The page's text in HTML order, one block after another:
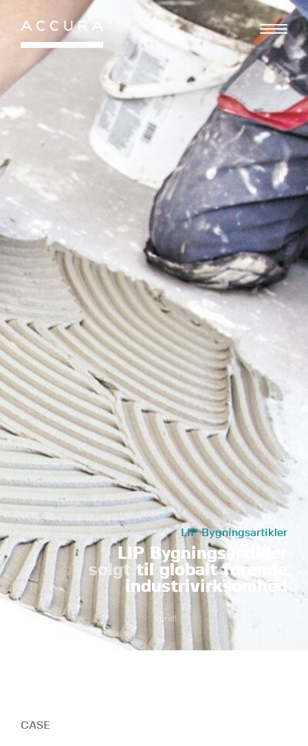
Gå
indhold
LIP Bygningsartikler
LIP Bygningsartikler
solgt til globalt førende
industrivirksomhed
Scroll
CASE